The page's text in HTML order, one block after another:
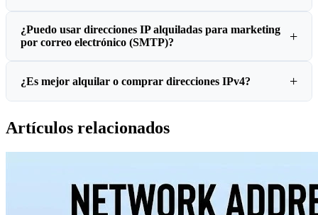
¿Puedo usar direcciones IP alquiladas para marketing
por correo electrónico (SMTP)?
¿Es mejor alquilar o comprar direcciones IPv4?
Artículos relacionados